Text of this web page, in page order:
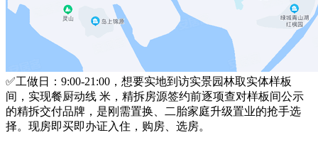
✅工做日：9:00-21:00，想要实地到访实景园林取实体样板
间，实现餐厨动线 米，精拆房源签约前逐项查对样板间公示
的精拆交付品牌，是刚需置换、二胎家庭升级置业的抢手选
择。现房即买即办证入住，购房、选房。